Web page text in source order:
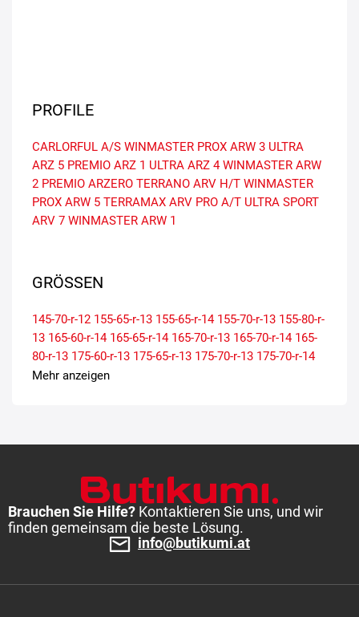
PROFILE
CARLORFUL A/S WINMASTER PROX ARW 3 ULTRA
ARZ 5 PREMIO ARZ 1 ULTRA ARZ 4 WINMASTER ARW
2 PREMIO ARZERO TERRANO ARV H/T WINMASTER
PROX ARW 5 TERRAMAX ARV PRO A/T ULTRA SPORT
ARV 7 WINMASTER ARW 1
GRÖSSEN
145-70-r-12 155-65-r-13 155-65-r-14 155-70-r-13 155-80-r-
13 165-60-r-14 165-65-r-14 165-70-r-13 165-70-r-14 165-
80-r-13 175-60-r-13 175-65-r-13 175-70-r-13 175-70-r-14
185-70-r-13
Mehr anzeigen
Brauchen Sie Hilfe? Kontaktieren Sie uns, und wir
finden gemeinsam die beste Lösung.
info@butikumi.at